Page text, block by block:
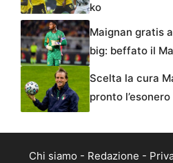
ko
Maignan gratis
big: beffato il
Scelta la cura
pronto
Chi siamo - Redazione -